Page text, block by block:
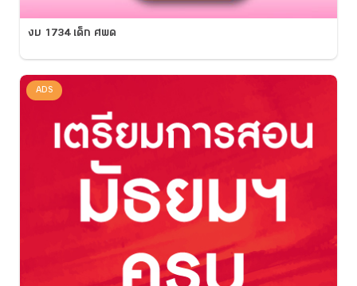
งบ 1734 เด็ก ศพด
ADS